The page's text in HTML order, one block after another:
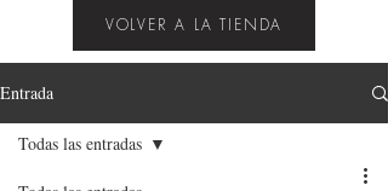
VOLVER A LA TIENDA
Entrada
Todas las entradas